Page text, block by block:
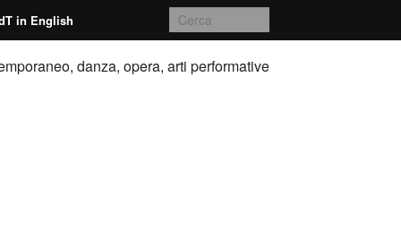
in English
danza, opera, arti performative